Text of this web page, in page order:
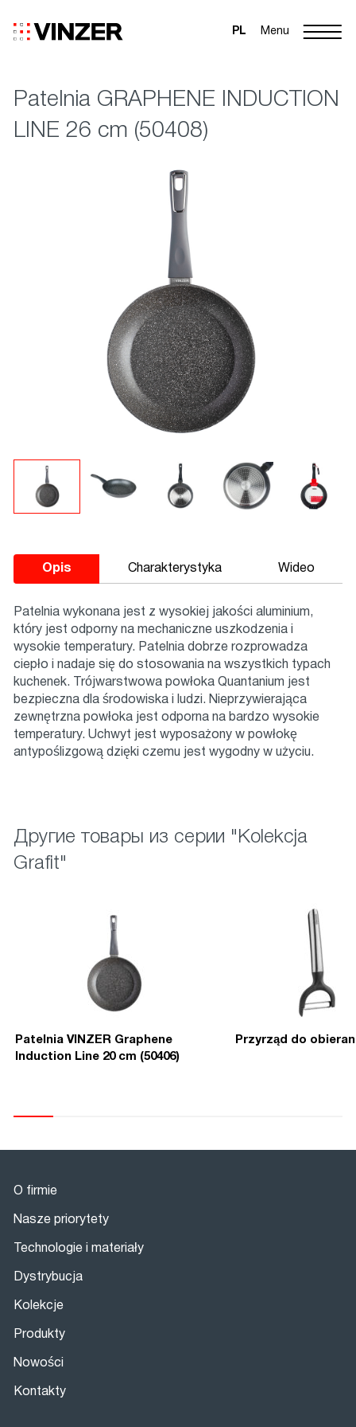
Menu
PL
Patelnia GRAPHENE INDUCTION
LINE 26 cm (50408)
Opis Charakterystyka Wideo
Patelnia wykonana jest z wysokiej jakości aluminium,
który jest odporny na mechaniczne uszkodzenia i
wysokie temperatury. Patelnia dobrze rozprowadza
ciepło i nadaje się do stosowania na wszystkich typach
kuchenek. Trójwarstwowa powłoka Quantanium jest
bezpieczna dla środowiska i ludzi. Nieprzywierająca
zewnętrzna powłoka jest odporna na bardzo wysokie
temperatury. Uchwyt jest wyposażony w powłokę
antypoślizgową dzięki czemu jest wygodny w użyciu.
Другие товары из серии "Kolekcja
Grafit"
Patelnia VINZER Graphene
Induction Line 20 cm (50406)
Przyrząd do obieran
O firmie
Nasze priorytety
Technologie i materiały
Dystrybucja
Kolekcje
Produkty
Nowości
Kontakty